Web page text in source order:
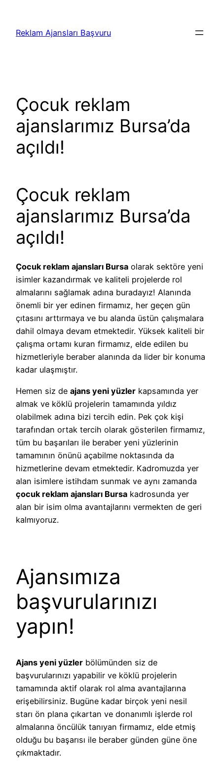
Reklam Ajansları Başvuru
Çocuk reklam
ajanslarımız Bursa’da
açıldı!
Çocuk reklam
ajanslarımız Bursa’da
açıldı!
Çocuk reklam ajansları Bursa olarak sektöre yeni
isimler kazandırmak ve kaliteli projelerde rol
almalarını sağlamak adına buradayız! Alanında
önemli bir yer edinen firmamız, her geçen gün
çıtasını arttırmaya ve bu alanda üstün çalışmalara
dahil olmaya devam etmektedir. Yüksek kaliteli bir
çalışma ortamı kuran firmamız, elde edilen bu
hizmetleriyle beraber alanında da lider bir konuma
kadar ulaşmıştır.
Hemen siz de ajans yeni yüzler kapsamında yer
almak ve köklü projelerin tamamında yıldız
olabilmek adına bizi tercih edin. Pek çok kişi
tarafından ortak tercih olarak gösterilen firmamız,
tüm bu başarıları ile beraber yeni yüzlerinin
tamamının önünü açabilme noktasında da
hizmetlerine devam etmektedir. Kadromuzda yer
alan isimlere istihdam sunmak ve aynı zamanda
çocuk reklam ajansları Bursa kadrosunda yer
alan bir isim olma avantajlarını vermekten de geri
kalmıyoruz.
Ajansımıza
başvurularınızı
yapın!
Ajans yeni yüzler bölümünden siz de
başvurularınızı yapabilir ve köklü projelerin
tamamında aktif olarak rol alma avantajlarına
erişebilirsiniz. Bugüne kadar birçok yeni nesil
starı ön plana çıkartan ve donanımlı işlerde rol
almalarına öncülük tanıyan firmamız, elde etmiş
olduğu bu başarısı ile beraber günden güne öne
çıkmaktadır.